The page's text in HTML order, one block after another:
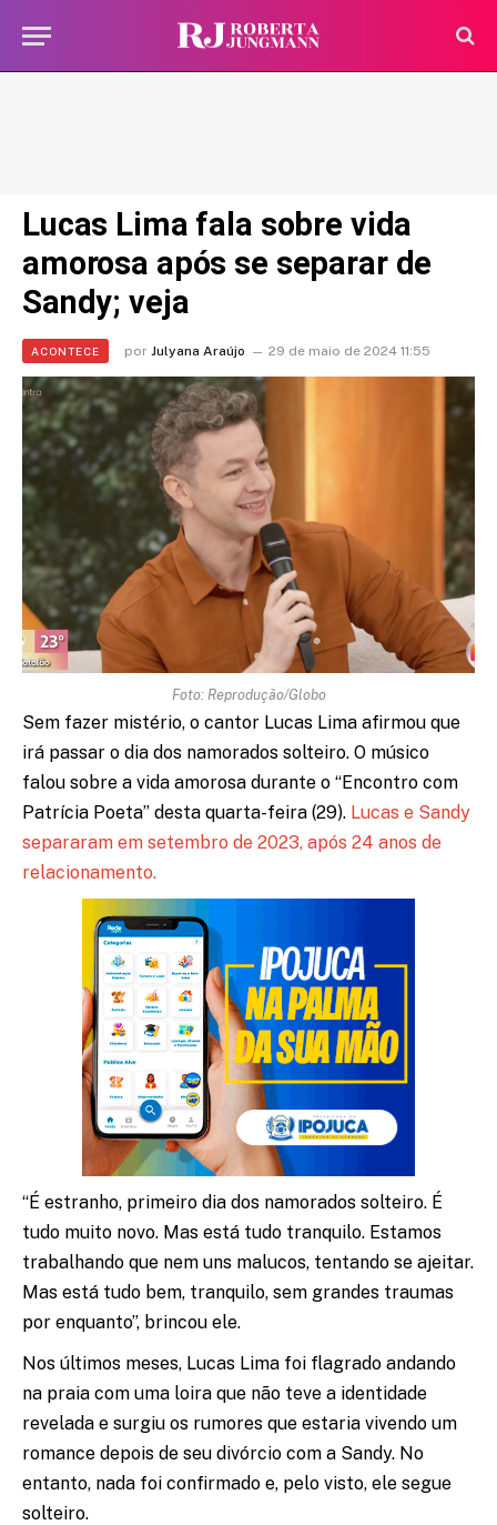
Lucas Lima fala sobre vida
amorosa após se separar de
Sandy; veja
ACONTECE por Julyana Araújo 29 de maio de 2024 11:55
Foto: Reprodução/Globo
Sem fazer mistério, o cantor Lucas Lima afirmou que
irá passar o dia dos namorados solteiro. O músico
falou sobre a vida amorosa durante o “Encontro com
Patrícia Poeta” desta quarta-feira (29). Lucas e Sandy
separaram em setembro de 2023, após 24 anos de
relacionamento.
“É estranho, primeiro dia dos namorados solteiro. É
tudo muito novo. Mas está tudo tranquilo. Estamos
trabalhando que nem uns malucos, tentando se ajeitar.
Mas está tudo bem, tranquilo, sem grandes traumas
por enquanto”, brincou ele.
Nos últimos meses, Lucas Lima foi flagrado andando
na praia com uma loira que não teve a identidade
revelada e surgiu os rumores que estaria vivendo um
romance depois de seu divórcio com a Sandy. No
entanto, nada foi confirmado e, pelo visto, ele segue
solteiro.